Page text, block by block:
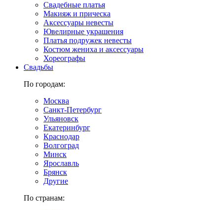
Свадебные платья
Макияж и прическа
Аксессуары невесты
Ювелирные украшения
Платья подружек невесты
Костюм жениха и аксессуары
Хореографы
Свадьбы
По городам:
Москва
Санкт-Петербург
Ульяновск
Екатеринбург
Краснодар
Волгоград
Минск
Ярославль
Брянск
Другие
По странам: